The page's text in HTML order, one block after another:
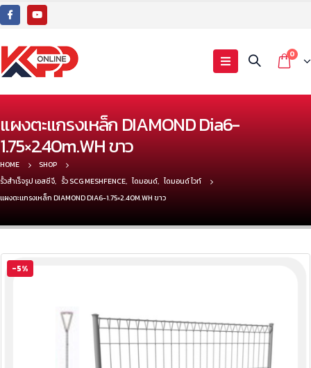
0
แผงตะแกรงเหล็ก DIAMOND Dia6-
1.75×2.40m.WH ขาว
HOME
SHOP
รั้วสำเร็จรูป เอสซีจี, รั้ว SCG MESHFENCE, ไดมอนด์, ไดมอนด์ ไวท์
แผงตะแกรงเหล็ก DIAMOND DIA6-1.75×2.40M.WH ขาว
-5%